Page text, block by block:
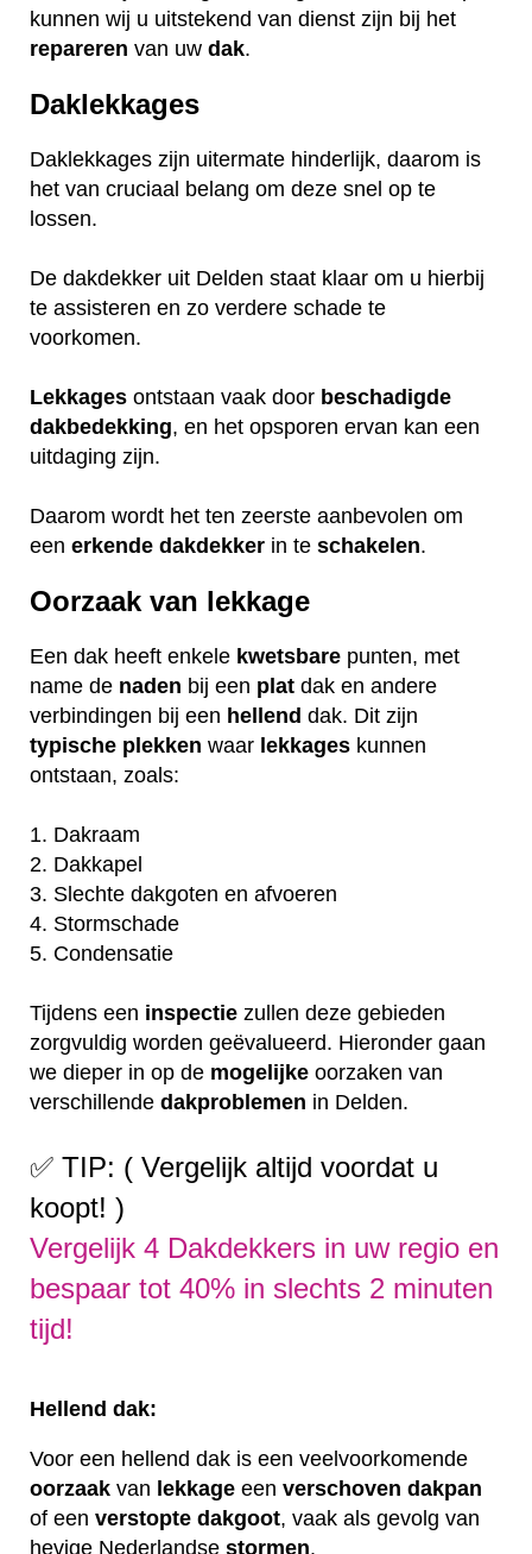
kunnen wij u uitstekend van dienst zijn bij het
repareren van uw dak.
Daklekkages
Daklekkages zijn uitermate hinderlijk, daarom is
het van cruciaal belang om deze snel op te
lossen.
De dakdekker uit Delden staat klaar om u hierbij
te assisteren en zo verdere schade te
voorkomen.
Lekkages ontstaan vaak door beschadigde
dakbedekking, en het opsporen ervan kan een
uitdaging zijn.
Daarom wordt het ten zeerste aanbevolen om
een erkende dakdekker in te schakelen.
Oorzaak van lekkage
Een dak heeft enkele kwetsbare punten, met
name de naden bij een plat dak en andere
verbindingen bij een hellend dak. Dit zijn
typische plekken waar lekkages kunnen
ontstaan, zoals:
1. Dakraam
2. Dakkapel
3. Slechte dakgoten en afvoeren
4. Stormschade
5. Condensatie
Tijdens een inspectie zullen deze gebieden
zorgvuldig worden geëvalueerd. Hieronder gaan
we dieper in op de mogelijke oorzaken van
verschillende dakproblemen in Delden.
✅ TIP: ( Vergelijk altijd voordat u
koopt! )
Vergelijk 4 Dakdekkers in uw regio en
bespaar tot 40% in slechts 2 minuten
tijd!
Hellend dak:
Voor een hellend dak is een veelvoorkomende
oorzaak van lekkage een verschoven dakpan
of een verstopte dakgoot, vaak als gevolg van
hevige Nederlandse stormen.